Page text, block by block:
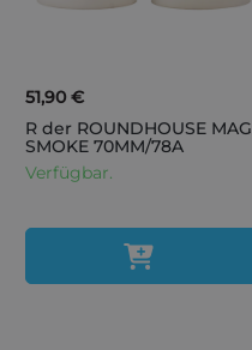
51,90 €
R der ROUNDHOUSE MAG
SMOKE 70MM/78A
Verfügbar.